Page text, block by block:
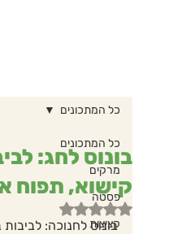
כל המתכונים
מרקים
פסטה
קציצות
כל המתכונים
בונוס לחג:
קישוא, תפוח
דירוג של NaN מתוך 5 כוכבים
בונוס לחנוכה: